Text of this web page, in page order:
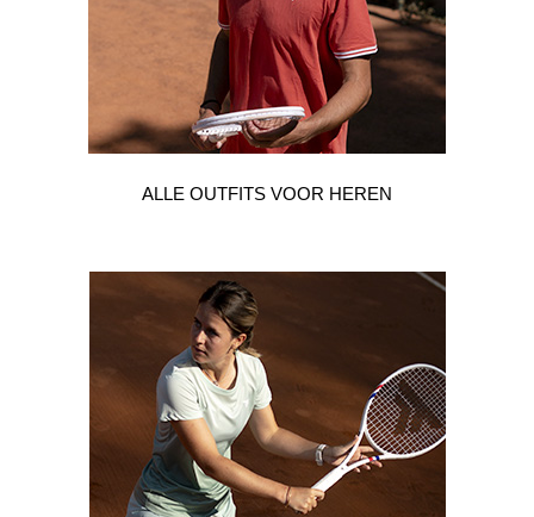
ALLE OUTFITS VOOR HEREN